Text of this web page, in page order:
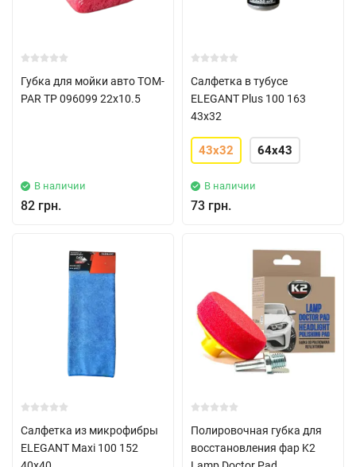
Губка для мойки авто TOM-
PAR TP 096099 22x10.5
В наличии
82 грн.
Салфетка в тубусе
ELEGANT Plus 100 163
43x32
43x32 64x43
В наличии
73 грн.
Салфетка из микрофибры
ELEGANT Maxi 100 152
Полировочная губка для
восстановления фар K2